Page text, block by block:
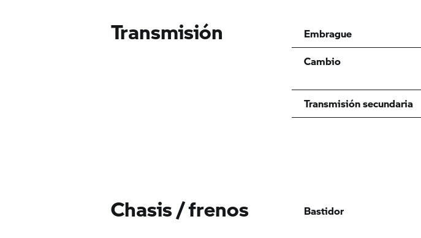
Transmisión Embrague
Cambio
Transmisión secundaria
Chasis / frenos Bastidor